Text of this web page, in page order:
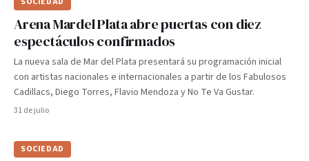
Arena Mardel Plata abre puertas con diez
espectáculos confirmados
La nueva sala de Mar del Plata presentará su programación inicial
con artistas nacionales e internacionales a partir de los Fabulosos
Cadillacs, Diego Torres, Flavio Mendoza y No Te Va Gustar.
31 de julio
SOCIEDAD